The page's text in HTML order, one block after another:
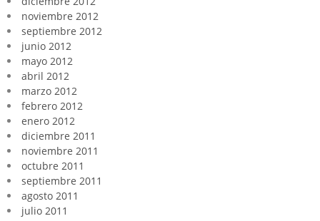
noviembre 2012
septiembre 2012
junio 2012
mayo 2012
abril 2012
marzo 2012
febrero 2012
enero 2012
diciembre 2011
noviembre 2011
octubre 2011
septiembre 2011
agosto 2011
julio 2011